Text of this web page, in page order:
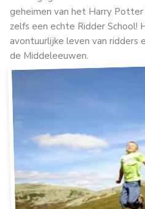
geheimen van het Harry
zelfs een echte Ridder School!
avontuurlijke leven van ridders
de Middeleeuwen.